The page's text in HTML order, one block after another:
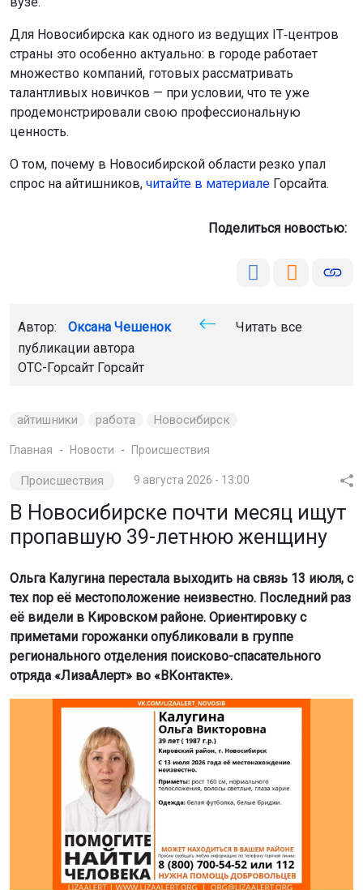
Для Новосибирска как одного из ведущих IT‑центров
страны это особенно актуально: в городе работает
множество компаний, готовых рассматривать
талантливых новичков — при условии, что те уже
продемонстрировали свою профессиональную
ценность.
О том, почему в Новосибирской области резко упал
спрос на айтишников, читайте в материале Горсайта.
Поделиться новостью:
Автор: Оксана Чешенок
Читать все
публикации автора
ОТС-Горсайт Горсайт
айтишники работа Новосибирск
Главная Новости Происшествия
Происшествия 9 августа 2026 - 13:00
В Новосибирске почти месяц ищут
пропавшую 39-летнюю женщину
Ольга Калугина перестала выходить на связь 13 июля, с
тех пор её местоположение неизвестно. Последний раз
её видели в Кировском районе. Ориентировку с
приметами горожанки опубликовали в группе
регионального отделения поисково-спасательного
отряда «ЛизаАлерт» во «ВКонтакте».